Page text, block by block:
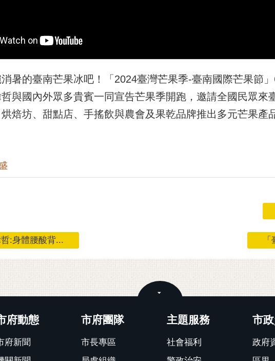
暑的臺南芒果冰吧！「2024臺灣芒果季-臺南國際芒果節
與國內外眾多貴賓一同宣告芒果季開跑，邀請全國民眾來
焙坊、甜點店、手搖飲與農會及果乾品牌推出多元芒果產
:身體腰酸背...
府動態
府新聞
市府團隊
市長專區
主題服務
社會福利
市
政府